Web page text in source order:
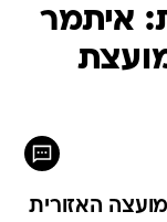
איתמר
האזורית